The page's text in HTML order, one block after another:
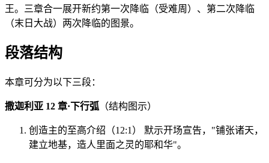
王。三章合一展开新约第一次降临（受难周）、第二次降临
（末日大战）两次降临的图景。
段落结构
本章可分为以下三段：
撒迦利亚 12 章·下行弧 （结构图示）
创造主的至高介绍（12:1） 默示开场宣告，"铺张诸天，
建立地基，造人里面之灵的耶和华"。